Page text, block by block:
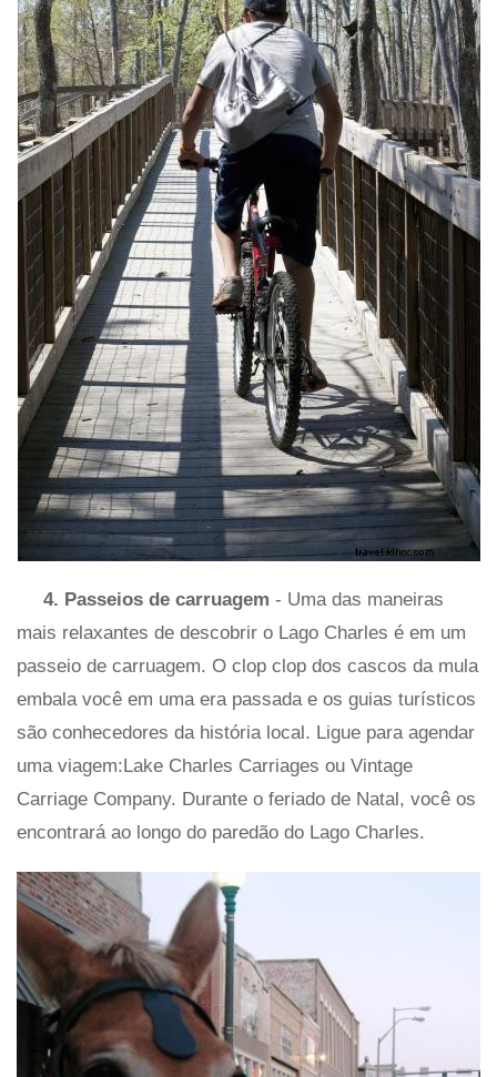
4. Passeios de carruagem - Uma das maneiras
mais relaxantes de descobrir o Lago Charles é em um
passeio de carruagem. O clop clop dos cascos da mula
embala você em uma era passada e os guias turísticos
são conhecedores da história local. Ligue para agendar
uma viagem:Lake Charles Carriages ou Vintage
Carriage Company. Durante o feriado de Natal, você os
encontrará ao longo do paredão do Lago Charles.